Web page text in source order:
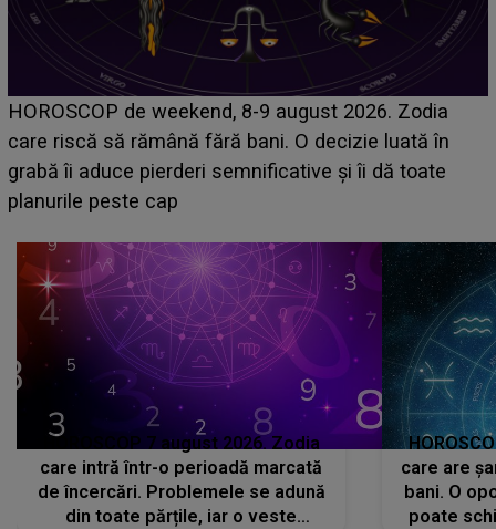
Emanuel a ținut ACEST DETALIU ASCUNS până
acum! În fața Alexandrei, concurentul din Casa Iubirii
face o MĂRTURISIRE NEAȘTEPTATĂ despre mama
sa: "I-am spus și ei în față, eu nu te iubesc pentru
HOROSCOP 7 august 2026. Zodia
care intră într-o perioadă marcată
de încercări. Problemele se adună
din toate părțile, iar o veste
care are
bani. O
poate